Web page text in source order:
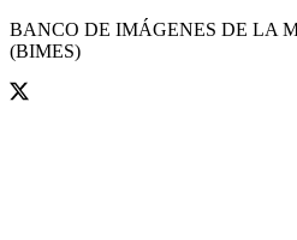
BANCO DE IMÁGENES DE LA
(BIMES)